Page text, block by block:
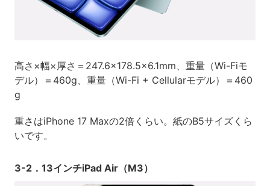
高さ×幅×厚さ＝247.6×178.5×6.1mm、重量（Wi-Fiモ
デル）＝460g、重量（Wi-Fi + Cellularモデル）＝460
g
重さはiPhone 17 Maxの2倍くらい。紙のB5サイズくら
いです。
3-2．13インチiPad Air（M3）